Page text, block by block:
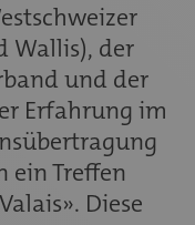
Wallis), der
und der
Erfahrung im
ein Treffen
Diese